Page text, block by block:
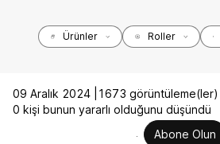
Ürünler Roller
09 Aralık 2024 |
1673 görüntüleme(ler) |
0 kişi bunun yararlı olduğunu düşündü
Abone Olun